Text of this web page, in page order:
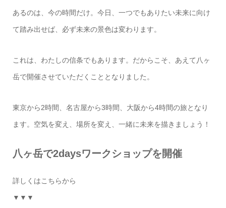
あるのは、今の時間だけ。今日、一つでもありたい未来に向け
て踏み出せば、必ず未来の景色は変わります。
これは、わたしの信条でもあります。だからこそ、あえて八ヶ
岳で開催させていただくこととなりました。
東京から2時間、名古屋から3時間、大阪から4時間の旅となり
ます。空気を変え、場所を変え、一緒に未来を描きましょう！
八ヶ岳で2daysワークショップを開催
詳しくはこちらから
▼▼▼